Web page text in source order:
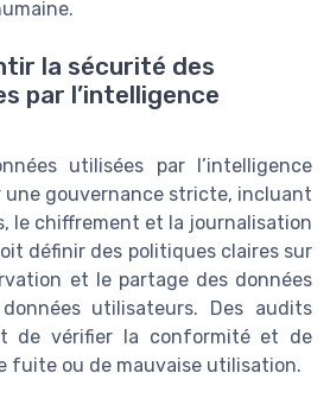
la sécurité des
par l’intelligence
utilisées par l’intelligence
une gouvernance stricte, incluant
le chiffrement et la journalisation
définir des politiques claires sur
et le partage des données
utilisateurs. Des audits
de vérifier la conformité et de
fuite ou de mauvaise utilisation.